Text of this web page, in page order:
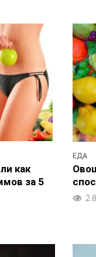
как
за 5
ЕДА